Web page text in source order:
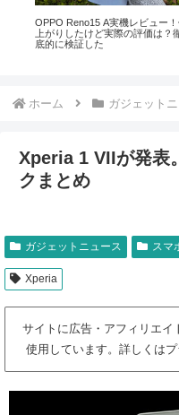
OPPO Reno15 A実機レビュー
上がりしたけど実際の評価は？
底的に検証した
ホーム ガジェット
Xperia 1 VIIが発表
クまとめ
ガジェットニュース スマ
Xperia
サイトに広告・アフィリエイ
使用しています。詳しくは